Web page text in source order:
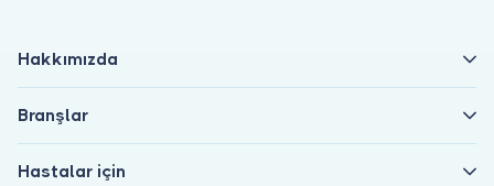
Hakkımızda
Branşlar
Hastalar için